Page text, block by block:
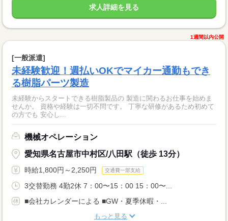
求人詳細を見る
1週間以内公開
[一般派遣]
未経験歓迎！週払いOKでマイカー通勤もでき
る樹脂パーツ製造
未経験からスタートできる樹脂製品の 製造に関わるお仕事を始めま
せんか。 資格や経験は一切不問です。 丁寧な研修があるため初めて
の方でも 安心し...
機械オペレーション
愛知県名古屋市中村区/八田駅（徒歩 13分）
時給1,800円～2,250円 交通費一部支給
3交替勤務 4勤2休 7：00〜15：00 15：00〜...
■会社カレンダーによる ■GW・夏季休暇・...
もっと見る